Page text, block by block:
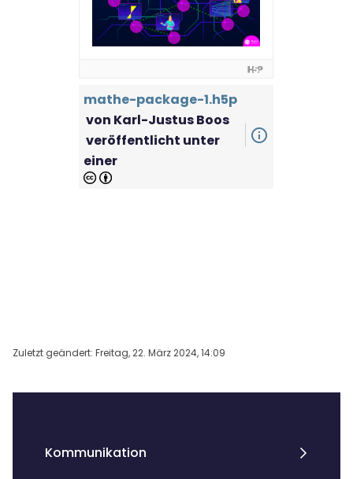
mathe-package-1.h5p
von Karl-Justus Boos
veröffentlicht unter
einer
info_outline
Zuletzt geändert: Freitag, 22. März 2024, 14:09
Kommunikation